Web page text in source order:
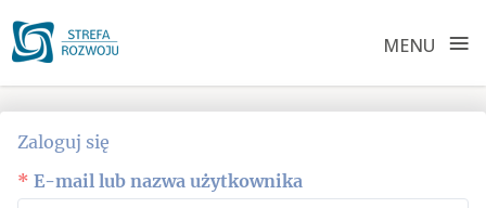
MENU ≡
content
Zaloguj się
E-mail lub nazwa użytkownika